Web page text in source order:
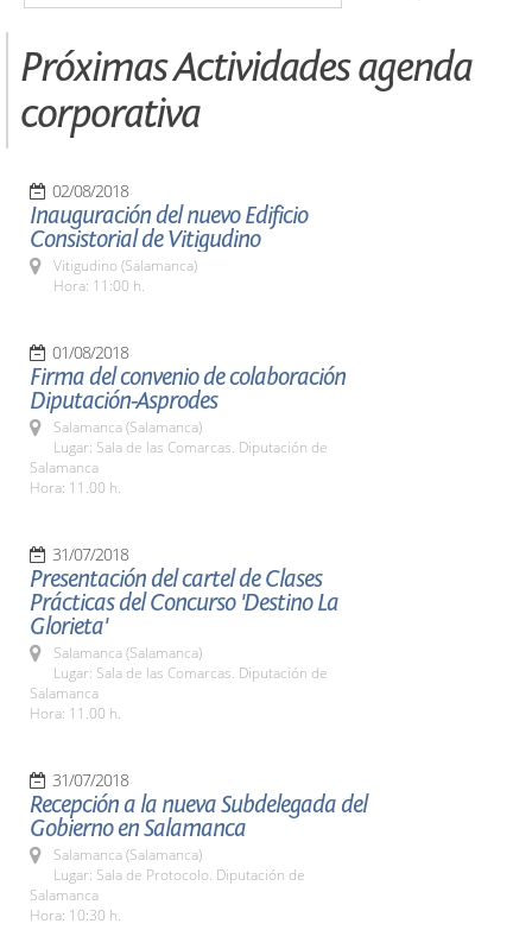
Próximas Actividades agenda
corporativa
02/08/2018
Inauguración del nuevo Edificio
Consistorial de Vitigudino
Vitigudino (Salamanca)
Hora: 11:00 h.
01/08/2018
Firma del convenio de colaboración
Diputación-Asprodes
Salamanca (Salamanca)
Lugar: Sala de las Comarcas. Diputación de
Salamanca
Hora: 11.00 h.
31/07/2018
Presentación del cartel de Clases
Prácticas del Concurso 'Destino La
Glorieta'
Salamanca (Salamanca)
Lugar: Sala de las Comarcas. Diputación de
Salamanca
Hora: 11.00 h.
31/07/2018
Recepción a la nueva Subdelegada del
Gobierno en Salamanca
Salamanca (Salamanca)
Lugar: Sala de Protocolo. Diputación de
Salamanca
Hora: 10:30 h.